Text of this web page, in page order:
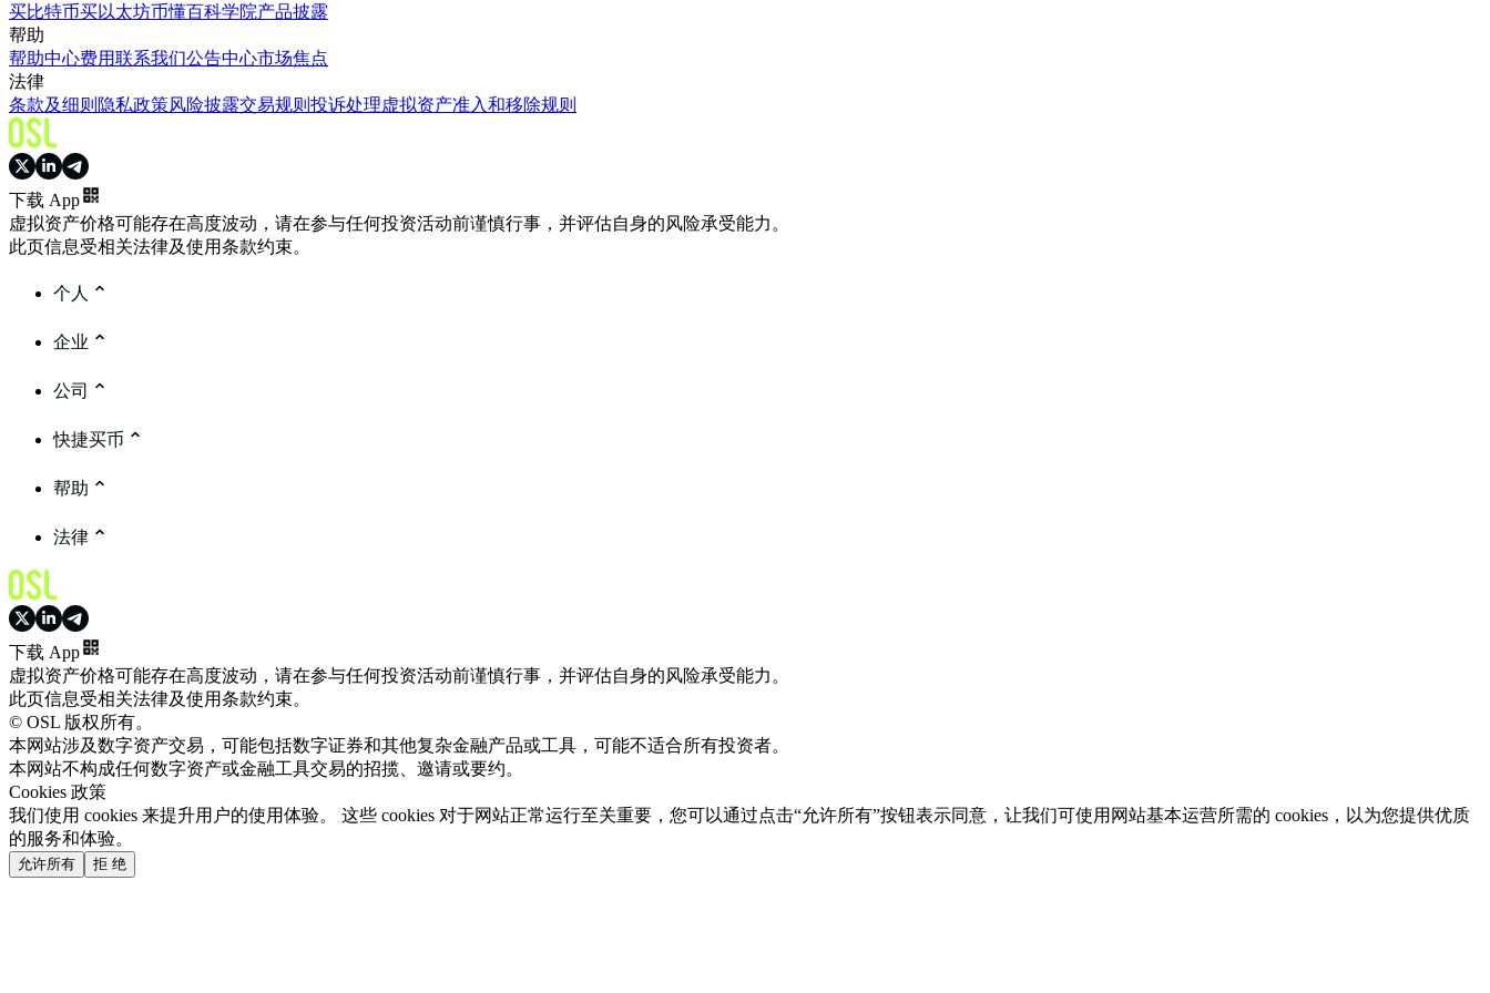
买比特币买以太坊币懂百科学院产品披露
帮助
帮助中心费用联系我们公告中心市场焦点
法律
条款及细则 隐私政策风险披露交易规则 投诉处理虚拟资产准入和移除规则
下载 App
虚拟资产价格可能存在高度波动，请在参与任何投资活动前谨慎行事，并评估自身的风险承受能力。
此页信息受相关法律及使用条款约束。
个人
企业
公司
快捷买币
帮助
法律
下载 App
虚拟资产价格可能存在高度波动，请在参与任何投资活动前谨慎行事，并评估自身的风险承受能力。
此页信息受相关法律及使用条款约束。
© OSL 版权所有。
本网站涉及数字资产交易，可能包括数字证券和其他复杂金融产品或工具，可能不适合所有投资者。
本网站不构成任何数字资产或金融工具交易的招揽、邀请或要约。
Cookies 政策
我们使用 cookies 来提升用户的使用体验。 这些 cookies 对于网站正常运行至关重要，您可以通过点击“允许所有”按钮表示同意，让我们可使用网站基本运营所需的 cookies，以为您提供优质
的服务和体验。
允许所有 拒 绝